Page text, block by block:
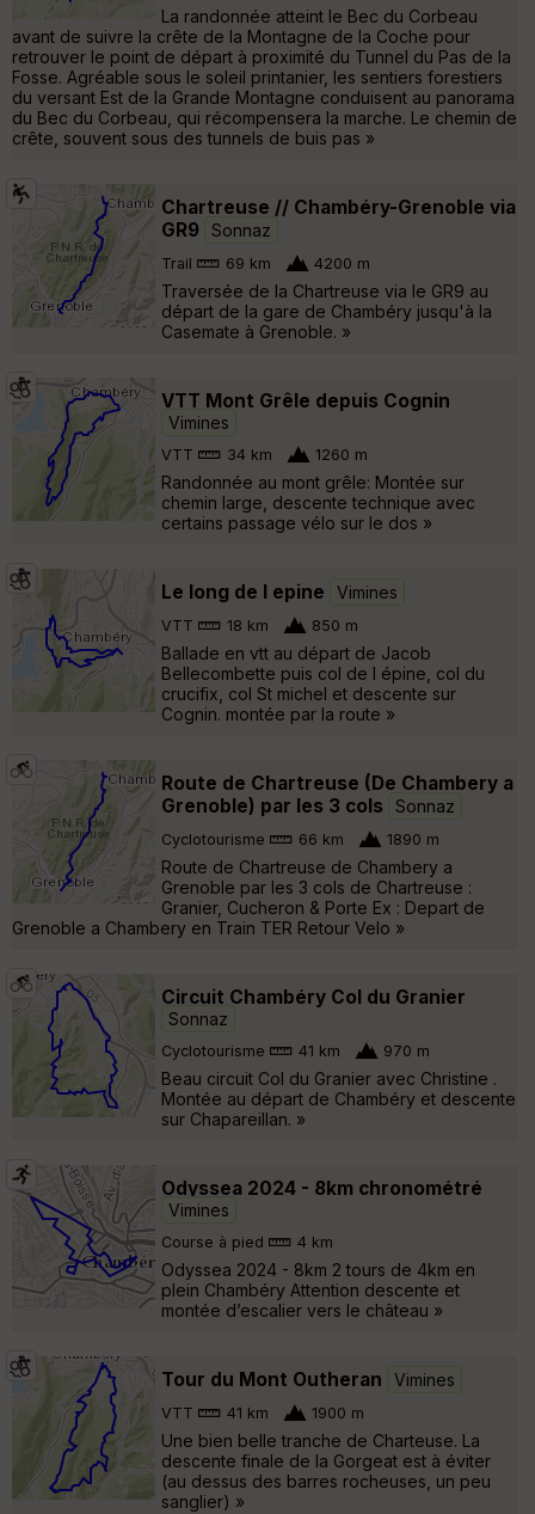
La randonnée atteint le Bec du Corbeau
avant de suivre la crête de la Montagne de la Coche pour
retrouver le point de départ à proximité du Tunnel du Pas de la
Fosse. Agréable sous le soleil printanier, les sentiers forestiers
du versant Est de la Grande Montagne conduisent au panorama
du Bec du Corbeau, qui récompensera la marche. Le chemin de
crête, souvent sous des tunnels de buis pas »
Chartreuse // Chambéry-Grenoble via
GR9
Sonnaz
Trail 69 km 4200 m
Traversée de la Chartreuse via le GR9 au
départ de la gare de Chambéry jusqu'à la
Casemate à Grenoble. »
VTT Mont Grêle depuis Cognin
Vimines
VTT 34 km 1260 m
Randonnée au mont grêle: Montée sur
chemin large, descente technique avec
certains passage vélo sur le dos »
Le long de l epine Vimines
VTT 18 km 850 m
Ballade en vtt au départ de Jacob
Bellecombette puis col de l épine, col du
crucifix, col St michel et descente sur
Cognin. montée par la route »
Route de Chartreuse (De Chambery a
Grenoble) par les 3 cols
Sonnaz
Cyclotourisme 66 km 1890 m
Route de Chartreuse de Chambery a
Grenoble par les 3 cols de Chartreuse :
Granier, Cucheron & Porte Ex : Depart de
Grenoble a Chambery en Train TER Retour Velo »
Circuit Chambéry Col du Granier
Sonnaz
Cyclotourisme 41 km 970 m
Beau circuit Col du Granier avec Christine .
Montée au départ de Chambéry et descente
sur Chapareillan. »
Odyssea 2024 - 8km chronométré
Vimines
Course à pied 4 km
Odyssea 2024 - 8km 2 tours de 4km en
plein Chambéry Attention descente et
montée d’escalier vers le château »
Tour du Mont Outheran Vimines
VTT 41 km 1900 m
Une bien belle tranche de Charteuse. La
descente finale de la Gorgeat est à éviter
(au dessus des barres rocheuses, un peu
sanglier) »